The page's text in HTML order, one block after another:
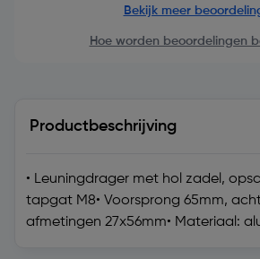
Bekijk meer
Hoe worden beoordelingen
Productbeschrijving
• Leuningdrager met hol zadel,
tapgat M8• Voorsprong 65mm,
afmetingen 27x56mm• Materiaal: